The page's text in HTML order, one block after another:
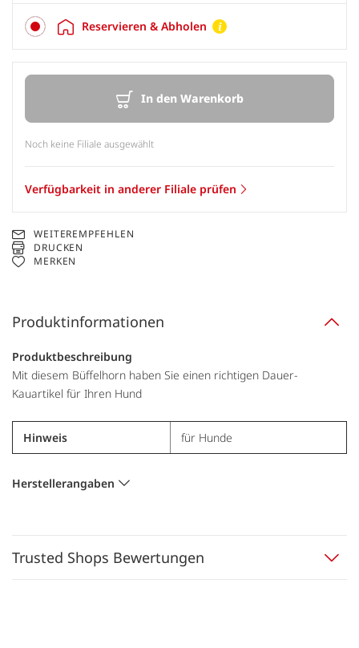
Reservieren & Abholen
In den Warenkorb
Noch keine Filiale ausgewählt
Verfügbarkeit in anderer Filiale prüfen
WEITEREMPFEHLEN
DRUCKEN
MERKEN
Produktinformationen
Produktbeschreibung
Mit diesem Büffelhorn haben Sie einen richtigen Dauer-
Kauartikel für Ihren Hund
Hinweis für Hunde
Herstellerangaben
Trusted Shops Bewertungen